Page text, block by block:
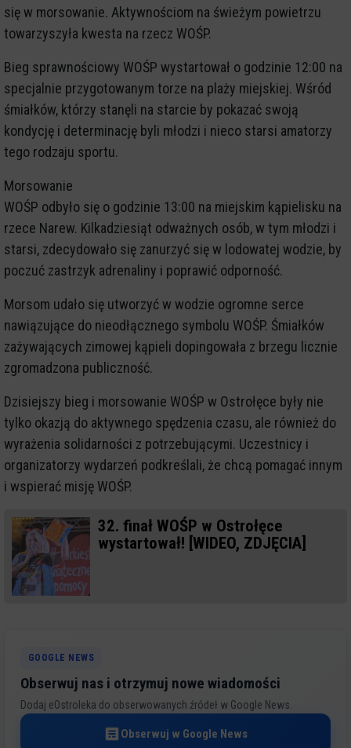
się w morsowanie. Aktywnościom na świeżym powietrzu
towarzyszyła kwesta na rzecz WOŚP.
Bieg sprawnościowy WOŚP wystartował o godzinie 12:00 na
specjalnie przygotowanym torze na plaży miejskiej. Wśród
śmiałków, którzy stanęli na starcie by pokazać swoją
kondycję i determinację byli młodzi i nieco starsi amatorzy
tego rodzaju sportu.
Morsowanie
WOŚP odbyło się o godzinie 13:00 na miejskim kąpielisku na
rzece Narew. Kilkadziesiąt odważnych osób, w tym młodzi i
starsi, zdecydowało się zanurzyć się w lodowatej wodzie, by
poczuć zastrzyk adrenaliny i poprawić odporność.
Morsom udało się utworzyć w wodzie ogromne serce
nawiązujące do nieodłącznego symbolu WOŚP. Śmiałków
zażywających zimowej kąpieli dopingowała z brzegu licznie
zgromadzona publiczność.
Dzisiejszy bieg i morsowanie WOŚP w Ostrołęce były nie
tylko okazją do aktywnego spędzenia czasu, ale również do
wyrażenia solidarności z potrzebującymi. Uczestnicy i
organizatorzy wydarzeń podkreślali, że chcą pomagać innym
i wspierać misję WOŚP.
32. finał WOŚP w Ostrołęce
wystartował! [WIDEO, ZDJĘCIA]
GOOGLE NEWS
Obserwuj nas i otrzymuj nowe wiadomości
Dodaj eOstroleka do obserwowanych źródeł w Google News.
Obserwuj w Google News